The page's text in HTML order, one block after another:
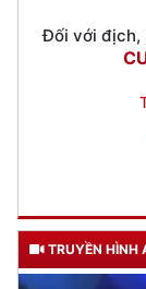
TRUYỀN HÌNH